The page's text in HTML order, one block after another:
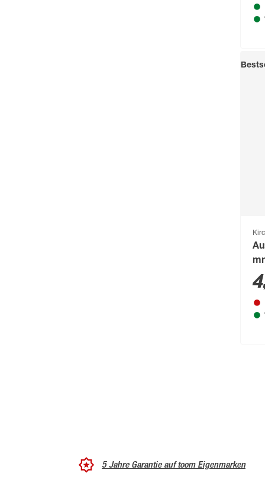
4
5 Jahre Garantie auf toom Eigenmarken